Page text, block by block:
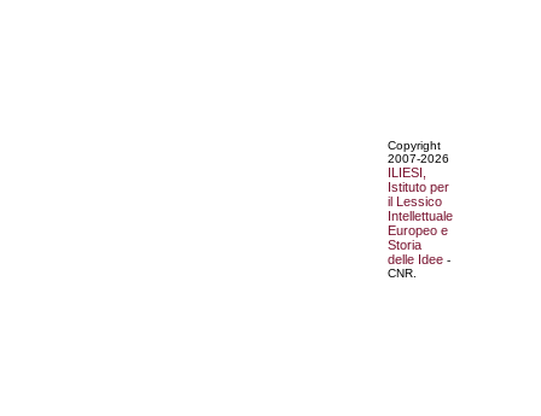
Copyright
2007-2026
ILIESI,
Istituto per
il Lessico
Intellettuale
Europeo e
Storia
delle Idee -
CNR.